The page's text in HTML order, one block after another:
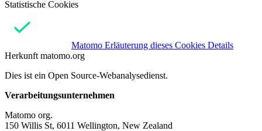
Statistische Cookies
Matomo Erläuterung dieses Cookies Details
Herkunft matomo.org
Dies ist ein Open Source-Webanalysedienst.
Verarbeitungsunternehmen
Matomo org.
150 Willis St, 6011 Wellington, New Zealand